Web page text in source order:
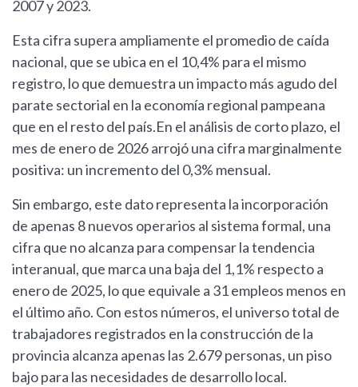
2007 y 2023.
Esta cifra supera ampliamente el promedio de caída
nacional, que se ubica en el 10,4% para el mismo
registro, lo que demuestra un impacto más agudo del
parate sectorial en la economía regional pampeana
que en el resto del país.En el análisis de corto plazo, el
mes de enero de 2026 arrojó una cifra marginalmente
positiva: un incremento del 0,3% mensual.
Sin embargo, este dato representa la incorporación
de apenas 8 nuevos operarios al sistema formal, una
cifra que no alcanza para compensar la tendencia
interanual, que marca una baja del 1,1% respecto a
enero de 2025, lo que equivale a 31 empleos menos en
el último año. Con estos números, el universo total de
trabajadores registrados en la construcción de la
provincia alcanza apenas las 2.679 personas, un piso
bajo para las necesidades de desarrollo local.